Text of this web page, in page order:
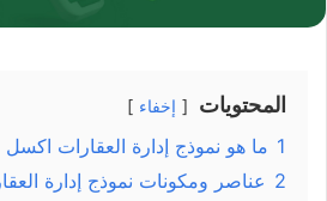
المحتويات إخفاء
1 ما هو نموذج إدارة العقارات اكسل Excel؟
2 عناصر ومكونات نموذج إدارة